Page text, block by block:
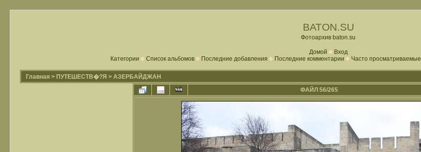
BATON.SU
Фотоархив baton.su
Домой
Вход
Категории
Список альбомов Последние добавления Последние комментарии Часто просматриваемые
Главная > ПУТЕШЕСТВ�?Я > АЗЕРБАЙДЖАН
ФАЙЛ 56/265